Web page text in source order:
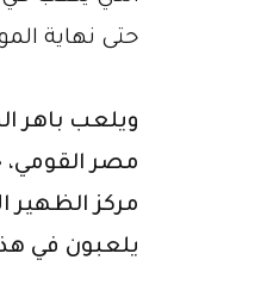
حتى نهاية
ويلعب باهر
مصر
مركز
يلعبون في